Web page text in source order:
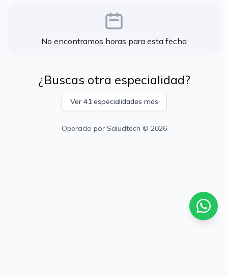
No encontramos horas para esta fecha
¿Buscas otra especialidad?
Ver 41 especialidades más
Operado por Saludtech © 2026